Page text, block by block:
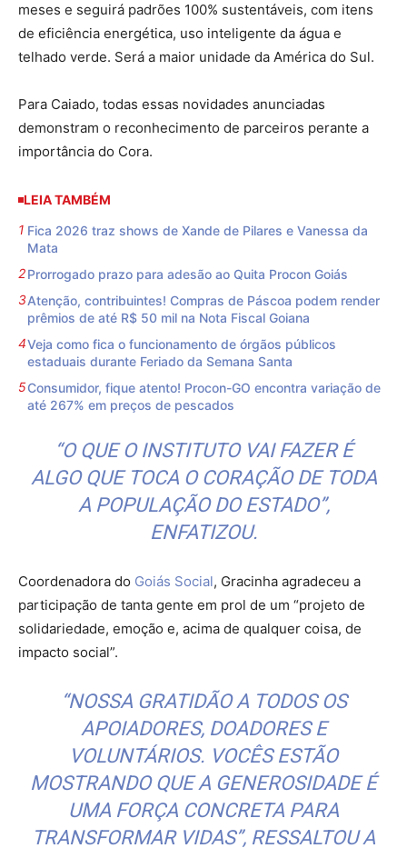
meses e seguirá padrões 100% sustentáveis, com itens
de eficiência energética, uso inteligente da água e
telhado verde. Será a maior unidade da América do Sul.
Para Caiado, todas essas novidades anunciadas
demonstram o reconhecimento de parceiros perante a
importância do Cora.
LEIA TAMBÉM
Fica 2026 traz shows de Xande de Pilares e Vanessa da
Mata
Prorrogado prazo para adesão ao Quita Procon Goiás
Atenção, contribuintes! Compras de Páscoa podem render
prêmios de até R$ 50 mil na Nota Fiscal Goiana
Veja como fica o funcionamento de órgãos públicos
estaduais durante Feriado da Semana Santa
Consumidor, fique atento! Procon-GO encontra variação de
até 267% em preços de pescados
“O QUE O INSTITUTO VAI FAZER É
ALGO QUE TOCA O CORAÇÃO DE TODA
A POPULAÇÃO DO ESTADO”,
ENFATIZOU.
Coordenadora do Goiás Social, Gracinha agradeceu a
participação de tanta gente em prol de um “projeto de
solidariedade, emoção e, acima de qualquer coisa, de
impacto social”.
“NOSSA GRATIDÃO A TODOS OS
APOIADORES, DOADORES E
VOLUNTÁRIOS. VOCÊS ESTÃO
MOSTRANDO QUE A GENEROSIDADE É
UMA FORÇA CONCRETA PARA
TRANSFORMAR VIDAS”, RESSALTOU A